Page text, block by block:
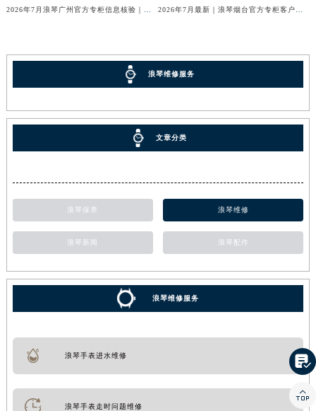
浪琴维修服务
文章分类
浪琴保养 浪琴维修
浪琴新闻 浪琴配件
浪琴维修服务
浪琴手表进水维修
浪琴手表走时问题维修

